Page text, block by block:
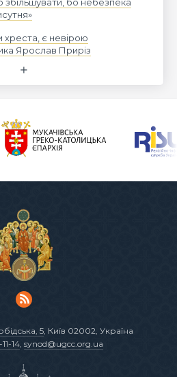
хреста, є невірою
Ярослав Приріз
5 , Київ 02002, Україна
14, synod@ugcc.org.ua